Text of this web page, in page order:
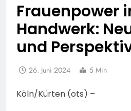
Frauenpower
Handwerk:
und
26. Juni 2024 5 Min
Köln/Kürten (ots) –